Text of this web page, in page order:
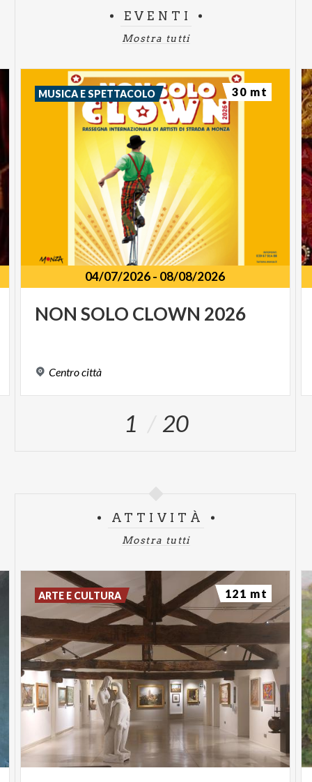
EVENTI
Mostra tutti
04/07/2026- 08/08/2026
NON SOLO CLOWN 2026
Centrocittà
MUSICA E SPETTACOLO 30 mt
1 20
ATTIVITÀ
Mostra tutti
ARTE E CULTURA 121 mt